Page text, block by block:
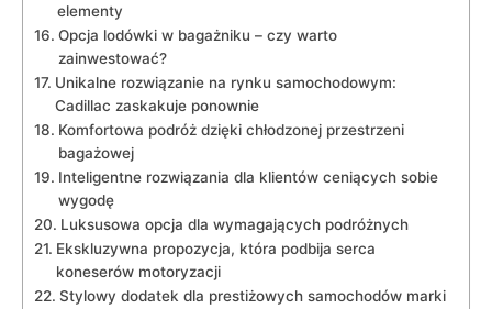
elementy
Opcja lodówki w ‍bagażniku ⁢– czy warto
zainwestować?
Unikalne rozwiązanie na⁢ rynku samochodowym:
Cadillac zaskakuje ponownie
Komfortowa podróż dzięki chłodzonej przestrzeni
bagażowej
Inteligentne rozwiązania dla klientów ceniących sobie
wygodę
Luksusowa opcja dla wymagających podróżnych
Ekskluzywna propozycja, która podbija serca
koneserów motoryzacji
Stylowy dodatek dla prestiżowych ⁢samochodów marki‌